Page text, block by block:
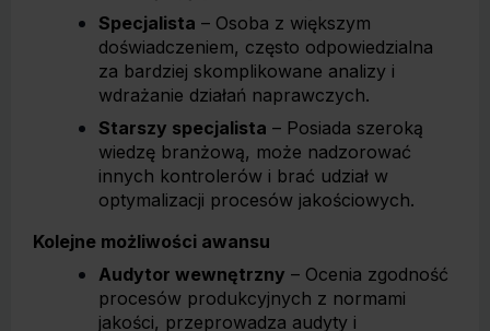
Specjalista – Osoba z większym
doświadczeniem, często odpowiedzialna
za bardziej skomplikowane analizy i
wdrażanie działań naprawczych.
Starszy specjalista – Posiada szeroką
wiedzę branżową, może nadzorować
innych kontrolerów i brać udział w
optymalizacji procesów jakościowych.
Kolejne możliwości awansu
Audytor wewnętrzny – Ocenia zgodność
procesów produkcyjnych z normami
jakości, przeprowadza audyty i